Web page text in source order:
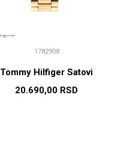
1782908
Tommy Hilfiger Satovi
20.690,00 RSD